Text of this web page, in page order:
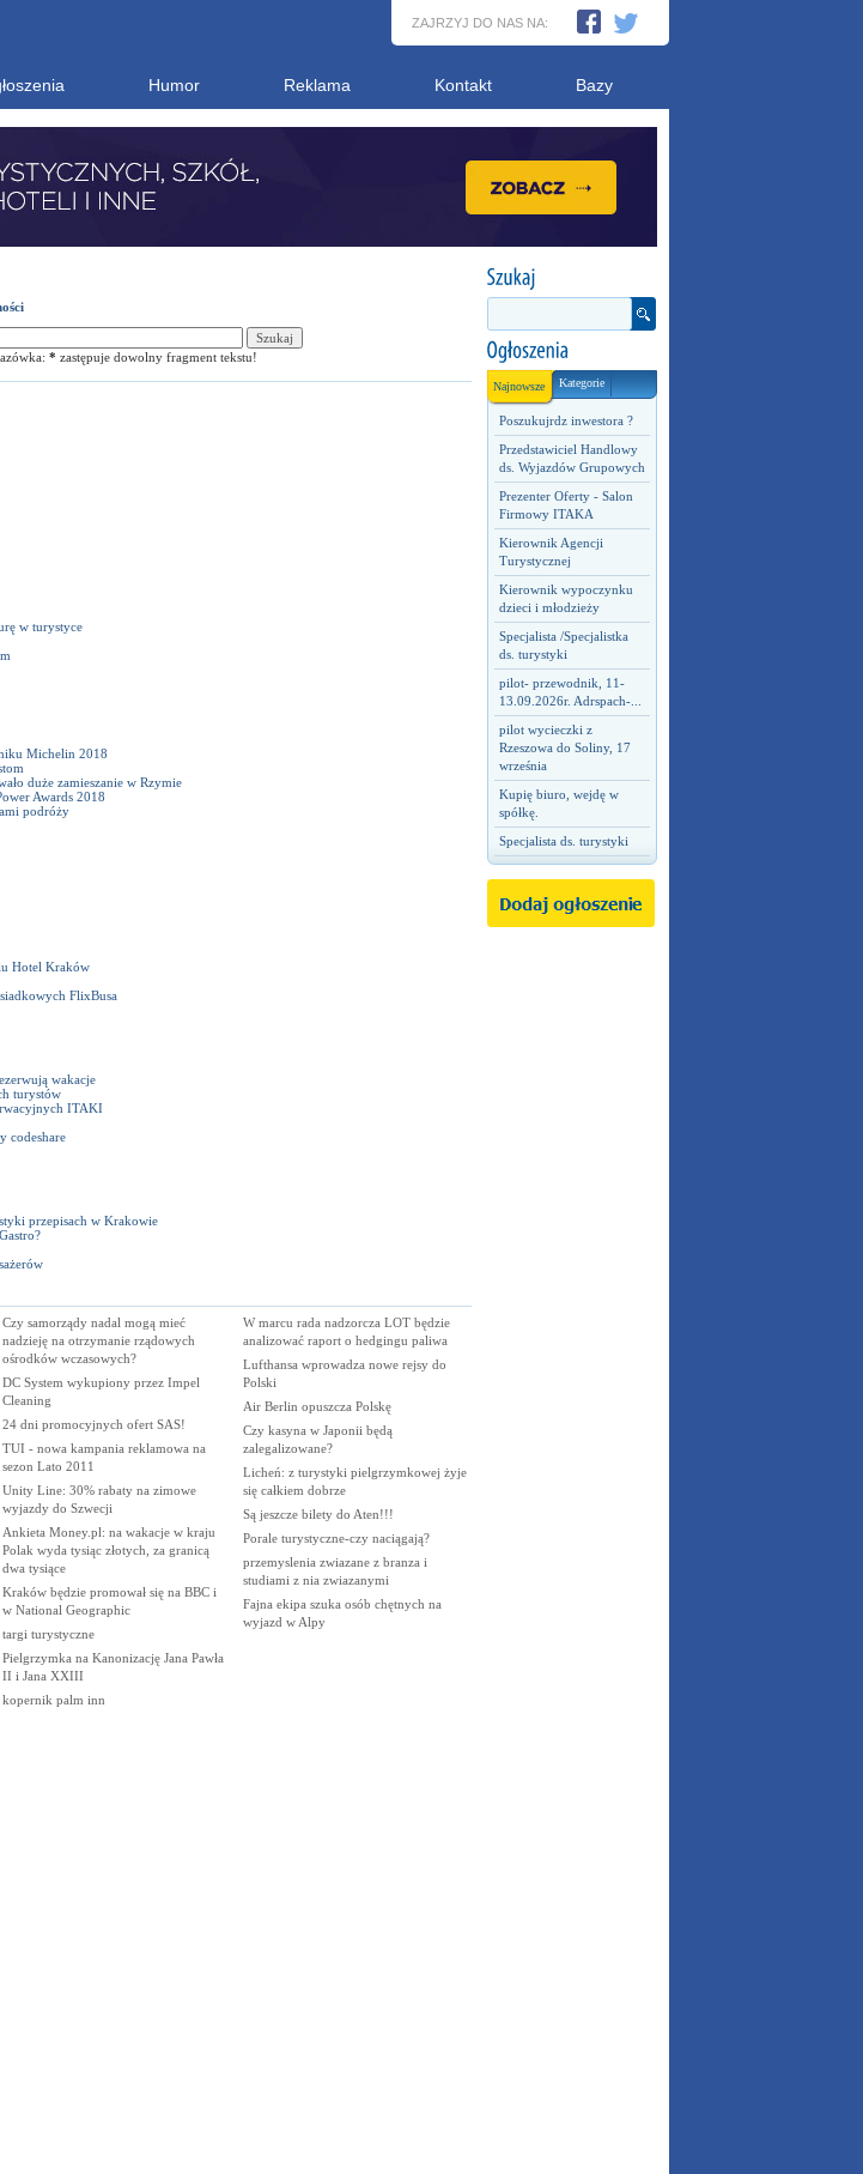
ZAJRZYJ DO NAS NA:
Humor Reklama Kontakt Bazy
Najnowsze Kategorie
Poszukujrdz inwestora ?
Przedstawiciel Handlowy
ds. Wyjazdów Grupowych
Prezenter Oferty - Salon
Firmowy ITAKA
Kierownik Agencji
Turystycznej
Kierownik wypoczynku
dzieci i młodzieży
Specjalista /Specjalistka
ds. turystyki
pilot- przewodnik, 11-
13.09.2026r. Adrspach-...
pilot wycieczki z
Rzeszowa do Soliny, 17
września
Kupię biuro, wejdę w
spółkę.
Specjalista ds. turystyki
* zastępuje dowolny fragment tekstu!
w turystyce
Michelin 2018
duże zamieszanie w Rzymie
Awards 2018
podróży
Hotel Kraków
FlixBusa
wakacje
turystów
ITAKI
codeshare
przepisach w Krakowie
Czy samorządy nadal mogą mieć
nadzieję na otrzymanie rządowych
ośrodków wczasowych?
DC System wykupiony przez Impel
Cleaning
24 dni promocyjnych ofert SAS!
TUI - nowa kampania reklamowa na
sezon Lato 2011
Unity Line: 30% rabaty na zimowe
wyjazdy do Szwecji
Ankieta Money.pl: na wakacje w kraju
Polak wyda tysiąc złotych, za granicą
dwa tysiące
Kraków będzie promował się na BBC i
w National Geographic
targi turystyczne
Pielgrzymka na Kanonizację Jana Pawła
II i Jana XXIII
kopernik palm inn
W marcu rada nadzorcza LOT będzie
analizować raport o hedgingu paliwa
Lufthansa wprowadza nowe rejsy do
Polski
Air Berlin opuszcza Polskę
Czy kasyna w Japonii będą
zalegalizowane?
Licheń: z turystyki pielgrzymkowej żyje
się całkiem dobrze
Są jeszcze bilety do Aten!!!
Porale turystyczne-czy naciągają?
przemyslenia zwiazane z branza i
studiami z nia zwiazanymi
Fajna ekipa szuka osób chętnych na
wyjazd w Alpy